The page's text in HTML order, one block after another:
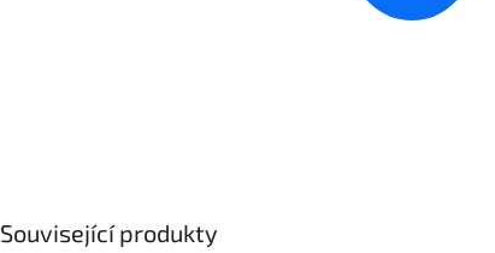
Související produkty